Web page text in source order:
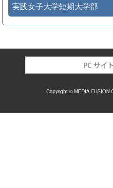
実践女子大学短期大学部
Copyright © MEDIA FUSION